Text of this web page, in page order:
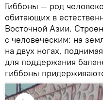
Гиббоны — род
обитающих в
Восточной Азии.
с человеческим: на
на двух ногах,
для поддержания
гиббоны